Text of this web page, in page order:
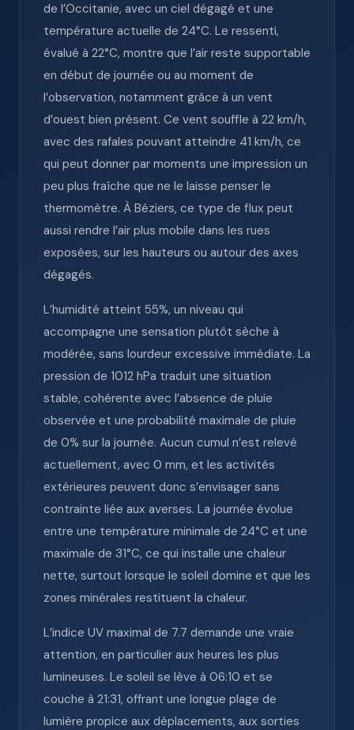
de l’Occitanie, avec un ciel dégagé et une
température actuelle de 24°C. Le ressenti,
évalué à 22°C, montre que l’air reste supportable
en début de journée ou au moment de
l’observation, notamment grâce à un vent
d’ouest bien présent. Ce vent souffle à 22 km/h,
avec des rafales pouvant atteindre 41 km/h, ce
qui peut donner par moments une impression un
peu plus fraîche que ne le laisse penser le
thermomètre. À Béziers, ce type de flux peut
aussi rendre l’air plus mobile dans les rues
exposées, sur les hauteurs ou autour des axes
dégagés.
L’humidité atteint 55%, un niveau qui
accompagne une sensation plutôt sèche à
modérée, sans lourdeur excessive immédiate. La
pression de 1012 hPa traduit une situation
stable, cohérente avec l’absence de pluie
observée et une probabilité maximale de pluie
de 0% sur la journée. Aucun cumul n’est relevé
actuellement, avec 0 mm, et les activités
extérieures peuvent donc s’envisager sans
contrainte liée aux averses. La journée évolue
entre une température minimale de 24°C et une
maximale de 31°C, ce qui installe une chaleur
nette, surtout lorsque le soleil domine et que les
zones minérales restituent la chaleur.
L’indice UV maximal de 7.7 demande une vraie
attention, en particulier aux heures les plus
lumineuses. Le soleil se lève à 06:10 et se
couche à 21:31, offrant une longue plage de
lumière propice aux déplacements, aux sorties